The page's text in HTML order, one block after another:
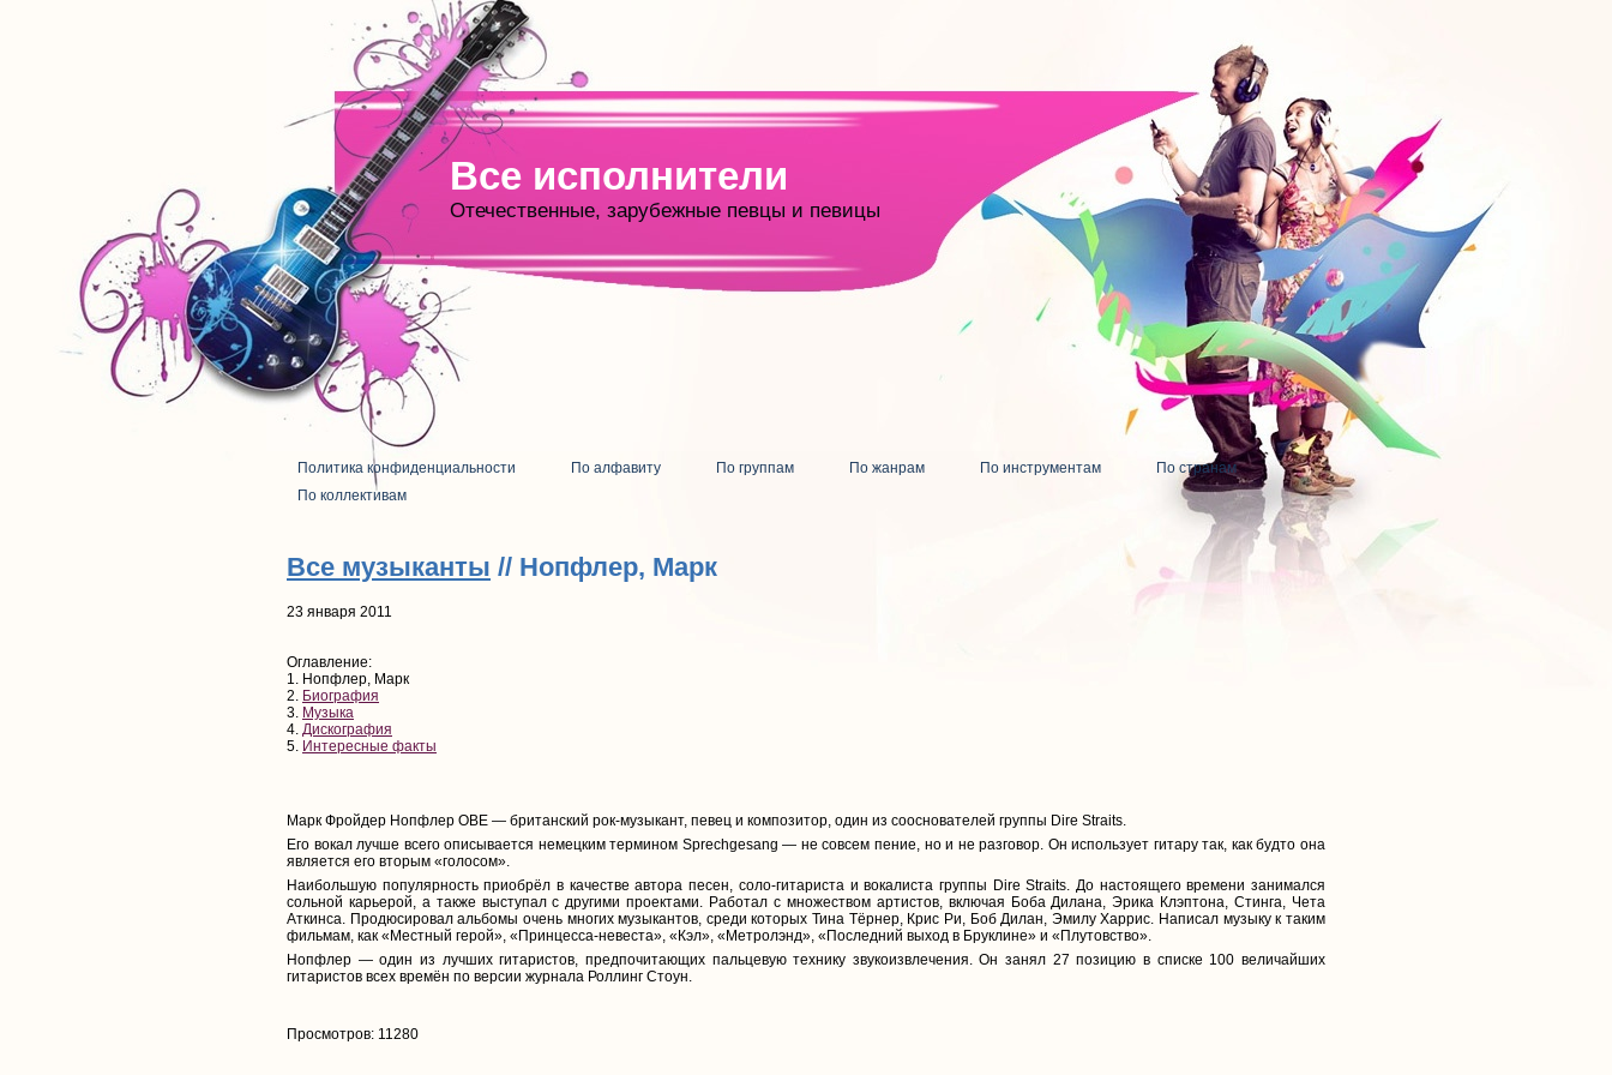
Все исполнители
Отечественные, зарубежные певцы и певицы
Политика конфиденциальности По алфавиту По группам По жанрам По инструментам
По странам
По коллективам
Все музыканты // Нопфлер, Марк
23 января 2011
Оглавление:
1. Нопфлер, Марк
2. Биография
3. Музыка
4. Дискография
5. Интересные факты
Марк Фройдер Нопфлер OBE — британский рок-музыкант, певец и композитор, один из сооснователей группы Dire Straits.
Его вокал лучше всего описывается немецким термином Sprechgesang — не совсем пение, но и не разговор. Он использует гитару так, как будто она
является его вторым «голосом».
Наибольшую популярность приобрёл в качестве автора песен, соло-гитариста и вокалиста группы Dire Straits. До настоящего времени занимался
сольной карьерой, а также выступал с другими проектами. Работал с множеством артистов, включая Боба Дилана, Эрика Клэптона, Стинга, Чета
Аткинса. Продюсировал альбомы очень многих музыкантов, среди которых Тина Тёрнер, Крис Ри, Боб Дилан, Эмилу Харрис. Написал музыку к таким
фильмам, как «Местный герой», «Принцесса-невеста», «Кэл», «Метролэнд», «Последний выход в Бруклине» и «Плутовство».
Нопфлер — один из лучших гитаристов, предпочитающих пальцевую технику звукоизвлечения. Он занял 27 позицию в списке 100 величайших
гитаристов всех времён по версии журнала Роллинг Стоун.
Просмотров: 11280